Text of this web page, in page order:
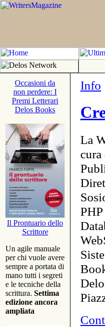
Occasioni da
non perdere: I
Premi Letterari
Delos Books
Il Prontuario dello
Scrittore
Un agile manuale
per chi vuole avere
sempre a portata di
mano tutti i segreti
e le tecniche della
scrittura. Settima
edizione ancora
ampliata
Info
La